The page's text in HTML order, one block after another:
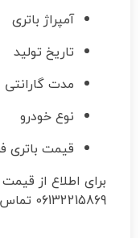
آمپراژ باتری
تاریخ تولید
مدت گارانتی
نوع خودرو
قیمت باتری
برای اطلاع از
06132215869 تماس بگیرید.